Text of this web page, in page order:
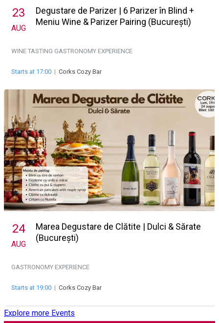
23
AUG
Degustare de Parizer | 6 Parizer în Blind +
Meniu Wine & Parizer Pairing (București)
WINE TASTING GASTRONOMY EXPERIENCE
Starts at 17:00 | Corks Cozy Bar
24
AUG
Marea Degustare de Clătite | Dulci & Sărate
(București)
GASTRONOMY EXPERIENCE
Starts at 19:00 | Corks Cozy Bar
Explore more Events